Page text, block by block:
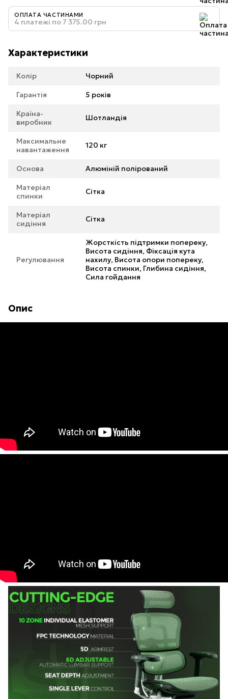
ОПЛАТА ЧАСТИНАМИ
4 платежі по 7 375.00 грн
Характеристики
Колір Чорний
Гарантія 5 років
Країна-
виробник
Шотландія
Максимальне
навантаження
120 кг
Основа Алюміній полірований
Матеріал
спинки
Сітка
Матеріал
сидіння
Сітка
Регулювання
Жорсткість підтримки попереку,
Висота сидіння, Фіксація кута
нахилу, Висота опори попереку,
Висота спинки, Глибина сидіння,
Сила гойдання
Опис